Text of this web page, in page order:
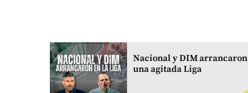
Nacional y DIM arrancaron
una agitada Liga